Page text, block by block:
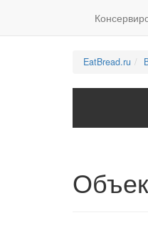
EatBread.ru